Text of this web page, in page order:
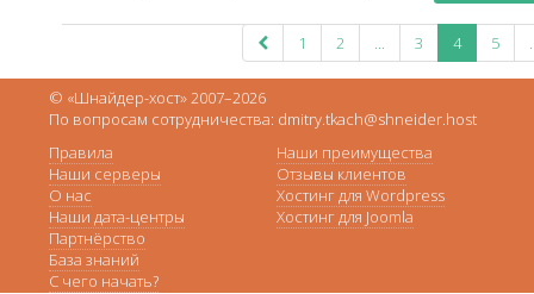
1 2 ... 3 4 5
© «Шнайдер-хост» 2007–2026
По вопросам сотрудничества: dmitry.tkach@shneider.host
Правила
Наши серверы
О нас
Наши дата-центры
Партнёрство
База знаний
С чего начать?
Наши преимущества
Отзывы клиентов
Хостинг для Wordpress
Хостинг для Joomla